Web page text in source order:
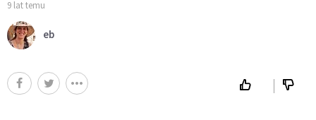
9 lat temu
eb